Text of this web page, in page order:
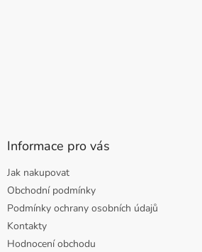
Informace pro vás
Jak nakupovat
Obchodní podmínky
Podmínky ochrany osobních údajů
Kontakty
Hodnocení obchodu